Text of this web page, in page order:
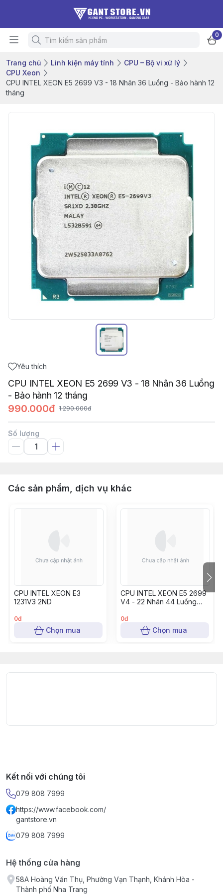
0
Trang chủ Linh kiện máy tính
CPU – Bộ vi xử lý
CPU Xeon
CPU INTEL XEON E5 2699 V3 - 18 Nhân 36 Luồng - Bảo hành 12
tháng
Yêu thích
CPU INTEL XEON E5 2699 V3 - 18 Nhân 36 Luồng
- Bảo hành 12 tháng
990.000đ 1.290.000đ
Số lượng
Các sản phẩm, dịch vụ khác
CPU INTEL XEON E3
1231V3 2ND
0đ
Chọn mua
CPU INTEL XEON E5 2699
V4 - 22 Nhân 44 Luồng
0đ
Chọn mua
Kết nối với chúng tôi
079 808 7999
https://www.facebook.com/
gantstore.vn
079 808 7999
Hệ thống cửa hàng
58A Hoàng Văn Thụ, Phường Vạn Thạnh, Khánh Hòa -
Thành phố Nha Trang